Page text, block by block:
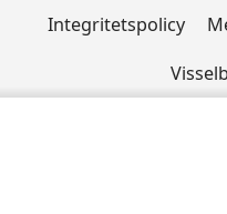
Integritetspolicy